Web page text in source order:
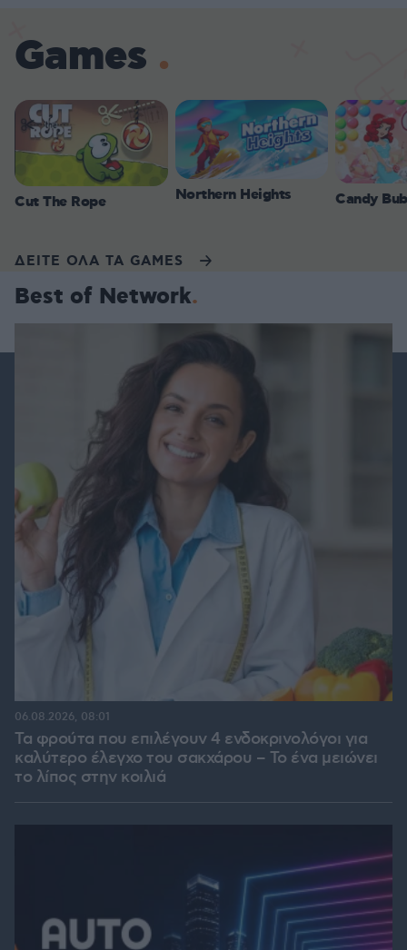
Games
Cut The Rope Northern Heights Candy
ΔΕΙΤΕ ΟΛΑ ΤΑ GAMES
Best of Network
Τα φρούτα που επιλέγουν 4 ενδοκρινολόγοι για
καλύτερο έλεγχο του σακχάρου – Το ένα μειώνει
το λίπος στην κοιλιά
06.08.2026, 08:01